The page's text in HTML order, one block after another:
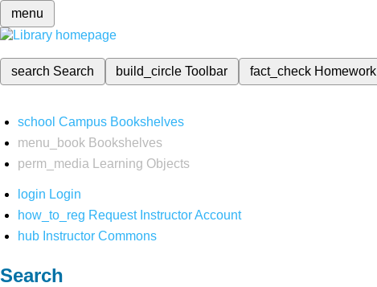
menu
search Search build_circleToolbar fact_check Homework
school Campus Bookshelves
menu_book Bookshelves
perm_media
Learning Objects
login Login
how_to_reg Request Instructor Account
hub Instructor Commons
Search